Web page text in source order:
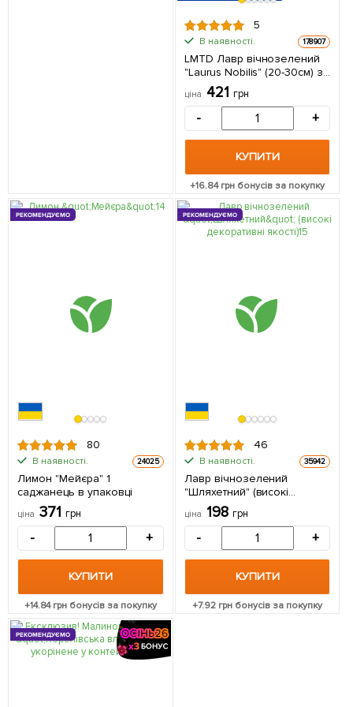
5
В наявності. 178907
LMTD Лавр вічнозелений
"Laurus Nobilis" (20-30см) з
Нідерландів 1 саджанець в
упаковці (кімнатний)
ціна 421 грн
- +
КУПИТИ
+16.84грн бонусів за покупку
РЕКОМЕНДУЄМО
80
В наявності. 24025
Лимон "Мейєра" 1
саджанець в упаковці
ціна 371 грн
- +
КУПИТИ
+14.84грн бонусів за покупку
РЕКОМЕНДУЄМО
46
В наявності. 35942
Лавр вічнозелений
"Шляхетний" (високі
декоративні якості) 1
саджанець в упаковці
ціна 198 грн
- +
КУПИТИ
+7.92 грн бонусів за покупку
РЕКОМЕНДУЄМО